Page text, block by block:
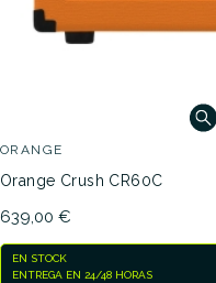
ORANGE
Orange Crush CR60C
639,00 €
EN STOCK
ENTREGA EN 24/48 HORAS